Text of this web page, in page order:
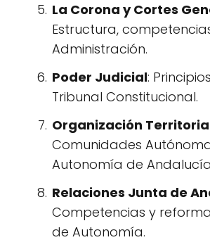
La Corona y Cortes
Estructura,
Administración.
Poder Judicial:
Tribunal Constitucional.
Organización
Comunidades
Autonomía de
Relaciones Junta de
Competencias y
de Autonomía.